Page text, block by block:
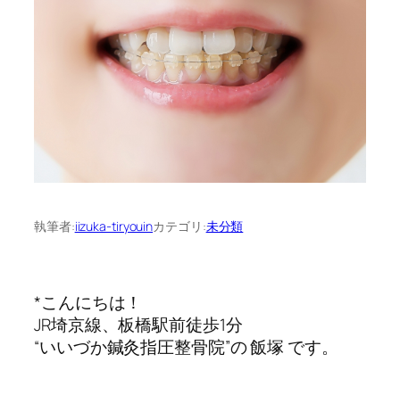
執筆者:iizuka-tiryouinカテゴリ:未分類
*こんにちは！
JR埼京線、板橋駅前徒歩1分
“いいづか鍼灸指圧整骨院”の 飯塚 です。